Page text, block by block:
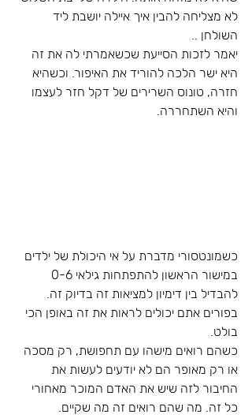
לא מצליחה להבין איך איילה יושבת ליד
השולחן ..
יאמר לזכות הסייעת שכשאמרתי לה את זה
היא ישר הלכה להוריד את האיפור. וכשהיא
חזרה, טונוס השרירים של דקל חזר לעצמו
והיא השתחררה.
כשמונטסורי מדברת על אי היכולת של ילדים
להבדיל בין דימיון למציאות זה בדיוק זה.
בפורים אתם יכולים לראות את זה באופן הכי
בולט.
כשהם רואים מישהו עם תחפושת, רק מסכה
או רק מאופר הם לא יודעים לעשות את
החיבור לזה שיש את האדם המוכר מאחורי
כל זה. מה שהם רואים זה מה שקיים.